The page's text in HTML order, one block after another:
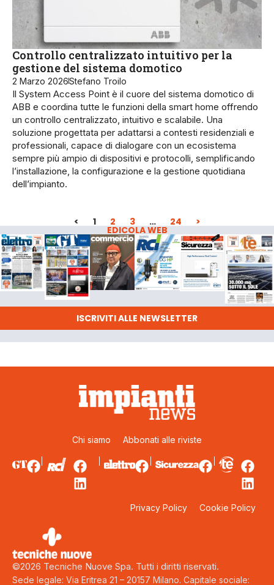
Controllo centralizzato intuitivo per la
gestione del sistema domotico
2 Marzo 2026Stefano Troilo
Il System Access Point è il cuore del sistema domotico di
ABB e coordina tutte le funzioni della smart home offrendo
un controllo centralizzato, intuitivo e scalabile. Una
soluzione progettata per adattarsi a contesti residenziali e
professionali, capace di dialogare con un ecosistema
sempre più ampio di dispositivi e protocolli, semplificando
l’installazione, la configurazione e la gestione quotidiana
dell’impianto.
< 1 2 3 … 24 >
EDICOLA WEB
ISCRIVITI ALLE NEWSLETTER
Chi siamo Abbonati alle riviste
Privacy Policy Cookie Policy
©2026 Tecniche Nuove Spa. Tutti i diritti riservati.
Sede legale: Via Eritrea 21 – 20157 Milano. Capitale sociale: